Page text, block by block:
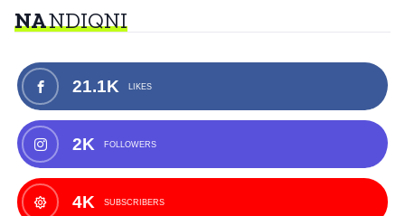
NANDIQNI
21.1K LIKES
2K FOLLOWERS
4K SUBSCRIBERS